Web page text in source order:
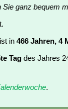
Sie ganz bequem
in 466 Jahren, 4
Tag des Jahres
.